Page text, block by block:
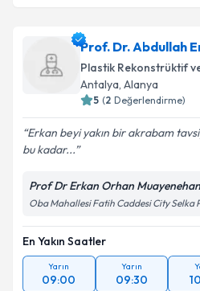
Doç. Dr. Asım Usluiçin
oluşturun. Size bu uzmandan
takvim hazırlandığında e-
E-posta Adresiniz
Kişisel verilerimin
Metni'ni okudum ve
Takvim
Prof. Dr. Abdullah
Plastik Rekonstrüktif
Antalya, Alanya
5 (2 Değerlendirme)
Erkan beyi yakın bir akrabam
bu kadar...
Prof Dr Erkan Orhan
Oba Mahallesi Fatih Caddesi City Selka
En Yakın Saatler
Yarın
09:00
Yarın
09:30